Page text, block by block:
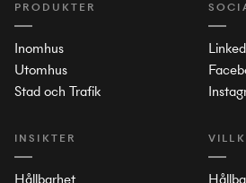
PRODUKTER
Inomhus
Utomhus
Stad och Trafik
INSIKTER
Hållbarhet